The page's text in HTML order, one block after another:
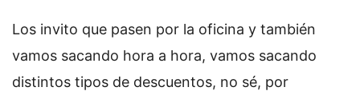
Los invito que pasen por la oficina y también
vamos sacando hora a hora, vamos sacando
distintos tipos de descuentos, no sé, por